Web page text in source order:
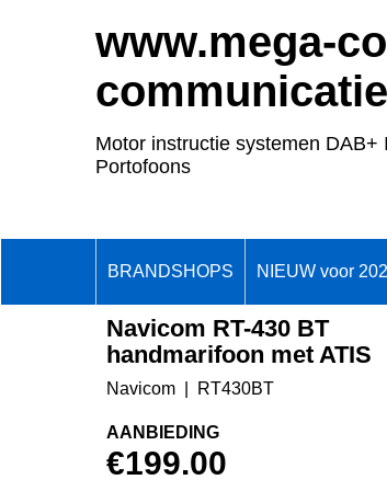
www.mega-
Motor instructie systemen
Portofoons
BRANDSHOPS NIEUW voor
Navicom RT-430 BT
handmarifoon met ATIS
Navicom RT430BT
AANBIEDING
€199.00